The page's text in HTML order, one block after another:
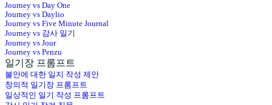
Journey vs Day One
Journey vs Daylio
Journey vs Five Minute Journal
Journey vs 감사 일기
Journey vs Jour
Journey vs Penzu
일기장 프롬프트
불안에 대한 일지 작성 제안
창의적 일기장 프롬프트
일상적인 일기 작성 프롬프트